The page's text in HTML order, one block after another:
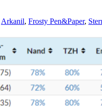
Arkanil, Frosty Pen&Paper,